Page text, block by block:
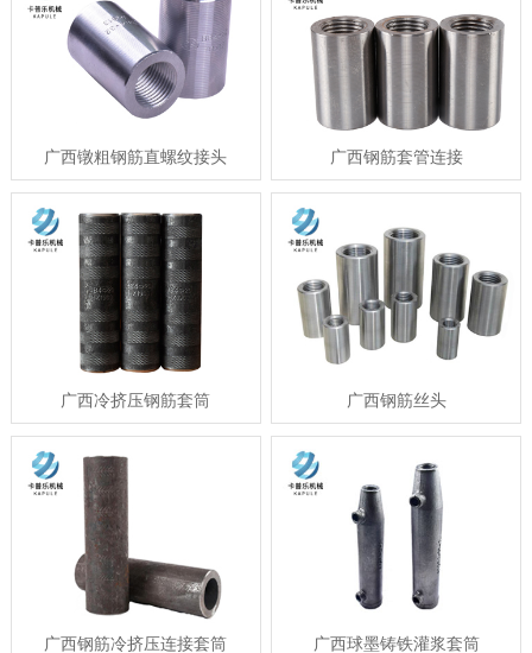
广西镦粗钢筋直螺纹接头 广西钢筋套管连接
广西冷挤压钢筋套筒 广西钢筋丝头
广西钢筋冷挤压连接套筒 广西球墨铸铁灌浆套筒